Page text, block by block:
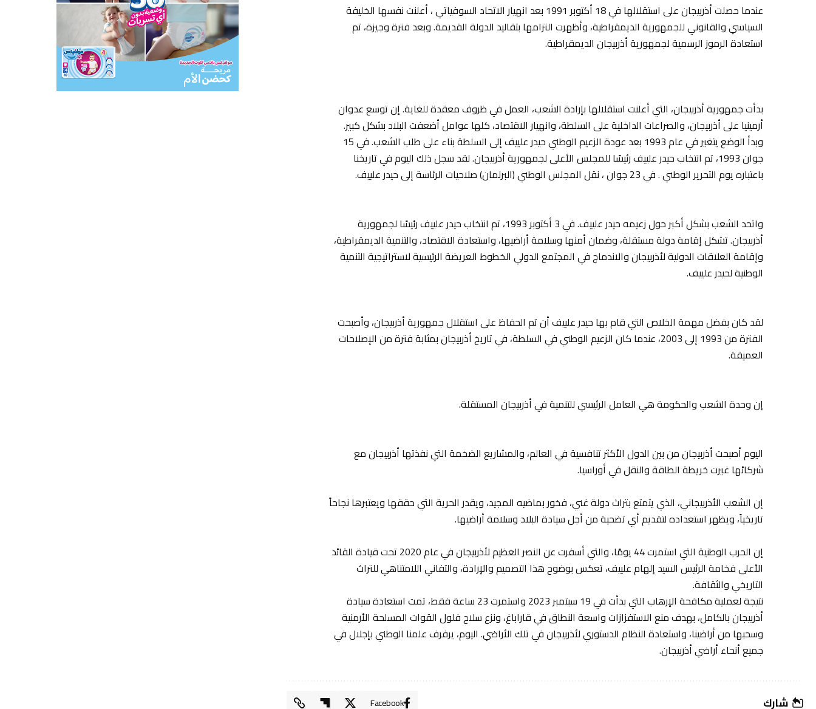
عندما حصلت أذربيجان على استقلالها في 18 أكتوبر 1991 بعد انهيار الاتحاد السوفياتي ، أعلنت نفسها الخليفة
السياسي والقانوني للجمهورية الديمقراطية، وأظهرت التزامها بتقاليد الدولة القديمة. وبعد فترة وجيزة، تم
استعادة الرموز الرسمية لجمهورية أذربيجان الديمقراطية.
بدأت جمهورية أذربيجان، التي أعلنت استقلالها بإرادة الشعب، العمل في ظروف معقدة للغاية. إن توسع عدوان
أرمينيا على أذربيجان، والصراعات الداخلية على السلطة، وانهيار الاقتصاد، كلها عوامل أضعفت البلاد بشكل كبير.
وبدأ الوضع يتغير في عام 1993 بعد عودة الزعيم الوطني حيدر علييف إلى السلطة بناء على طلب الشعب. في 15
جوان 1993، تم انتخاب حيدر علييف رئيسًا للمجلس الأعلى لجمهورية أذربيجان. لقد سجل ذلك اليوم في تاريخنا
باعتباره يوم التحرير الوطني . في 23 جوان ، نقل المجلس الوطني (البرلمان) صلاحيات الرئاسة إلى حيدر علييف.
واتحد الشعب بشكل أكبر حول زعيمه حيدر علييف. في 3 أكتوبر 1993، تم انتخاب حيدر علييف رئيسًا لجمهورية
أذربيجان. تشكل إقامة دولة مستقلة، وضمان أمنها وسلامة أراضيها، واستعادة الاقتصاد، والتنمية الديمقراطية،
وإقامة العلاقات الدولية لأذربيجان والاندماج في المجتمع الدولي الخطوط العريضة الرئيسية لاستراتيجية التنمية
الوطنية لحيدر علييف.
لقد كان بفضل مهمة الخلاص التي قام بها حيدر علييف أن تم الحفاظ على استقلال جمهورية أذربيجان، وأصبحت
الفترة من 1993 إلى 2003، عندما كان الزعيم الوطني في السلطة، في تاريخ أذربيجان بمثابة فترة من الإصلاحات
العميقة.
إن وحدة الشعب والحكومة هي العامل الرئيسي للتنمية في أذربيجان المستقلة.
اليوم أصبحت أذربيجان من بين الدول الأكثر تنافسية في العالم، والمشاريع الضخمة التي نفذتها أذربيجان مع
شركائها غيرت خريطة الطاقة والنقل في أوراسيا.
إن الشعب الأذربيجاني، الذي يتمتع بتراث دولة غني، فخور بماضيه المجيد، ويقدر الحرية التي حققها ويعتبرها نجاحاً
تاريخياً، ويظهر استعداده لتقديم أي تضحية من أجل سيادة البلاد وسلامة أراضيها.
إن الحرب الوطنية التي استمرت 44 يومًا، والتي أسفرت عن النصر العظيم لأذربيجان في عام 2020 تحت قيادة القائد
الأعلى فخامة الرئيس السيد إلهام علييف، تعكس بوضوح هذا التصميم والإرادة، والتفاني اللامتناهي للتراث
التاريخي والثقافة.
نتيجة لعملية مكافحة الإرهاب التي بدأت في 19 سبتمبر 2023 واستمرت 23 ساعة فقط، تمت استعادة سيادة
أذربيجان بالكامل، بهدف منع الاستفزازات واسعة النطاق في قاراباغ، ونزع سلاح فلول القوات المسلحة الأرمنية
وسحبها من أراضينا، واستعادة النظام الدستوري لأذربيجان في تلك الأراضي. اليوم، يرفرف علمنا الوطني بإجلال في
جميع أنحاء أراضي أذربيجان.
شارك Facebook